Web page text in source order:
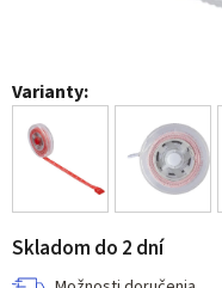
Varianty:
Skladom do 2 dní